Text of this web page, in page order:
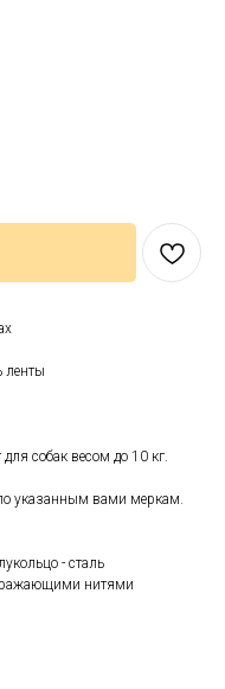
ленты
собак весом до 10 кг.
указанным вами меркам.
- сталь
нитями